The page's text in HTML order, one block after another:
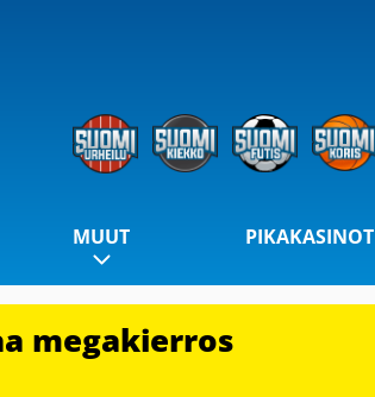
MUUT PIKAKASINOT
megakierros